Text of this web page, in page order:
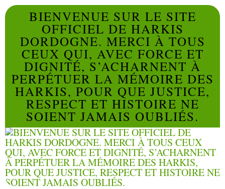
BIENVENUE SUR LE SITE
OFFICIEL DE HARKIS
DORDOGNE. MERCI À TOUS
CEUX QUI, AVEC FORCE ET
DIGNITÉ, S’ACHARNENT À
PERPÉTUER LA MÉMOIRE DES
HARKIS, POUR QUE JUSTICE,
RESPECT ET HISTOIRE NE
SOIENT JAMAIS OUBLIÉS.